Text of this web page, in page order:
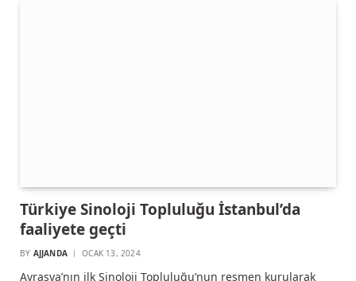
Türkiye Sinoloji Topluluğu İstanbul’da
faaliyete geçti
BY AJJANDA OCAK 13, 2024
Avrasya’nın ilk Sinoloji Topluluğu’nun resmen kurularak